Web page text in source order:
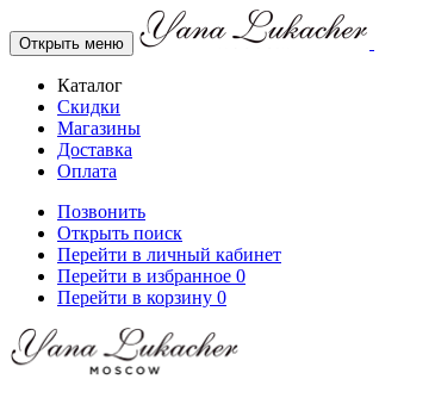
Открыть меню
Каталог
Скидки
Магазины
Доставка
Оплата
Позвонить
Открыть поиск
Перейти в личный кабинет
Перейти в избранное 0
Перейти в корзину 0